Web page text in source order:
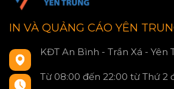
IN VÀ QUẢNG CÁO YÊN
KĐT An Bình - Trần Xá - Yên
Từ 08:00 đến 22:00 từ Thứ 2